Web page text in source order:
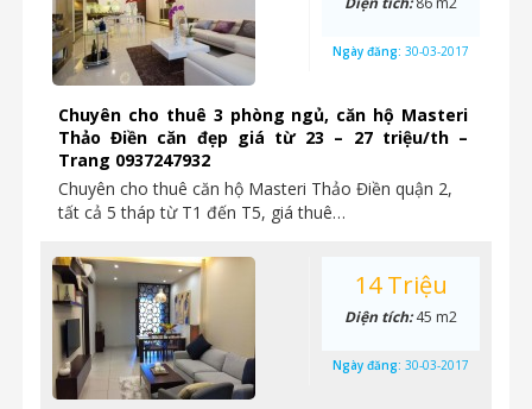
Chuyên cho thuê 3 phòng ngủ, căn hộ Masteri
Thảo Điền căn đẹp giá từ 23 – 27 triệu/th –
Trang 0937247932
Chuyên cho thuê căn hộ Masteri Thảo Điền quận 2,
tất cả 5 tháp từ T1 đến T5, giá thuê…
Ngày đăng: 30-03-2017
14 Triệu
Diện tích:45 m2
Ngày đăng: 30-03-2017